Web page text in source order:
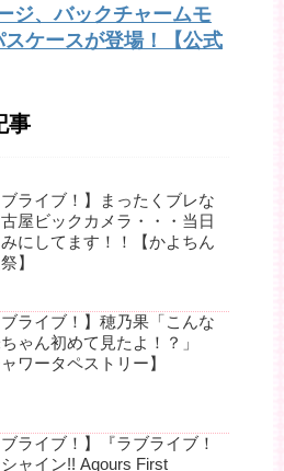
ジ、バックチャームモ
ケースが登場！【公式
事
ブライブ！】まったくブレな
屋ビックカメラ・・・当日
にしてます！！【かよちん
】
ブライブ！】穂乃果「こんな
ゃん初めて見たよ！？」
ャワータペストリー】
ブライブ！】『ラブライブ！
ャイン!! Aqours First